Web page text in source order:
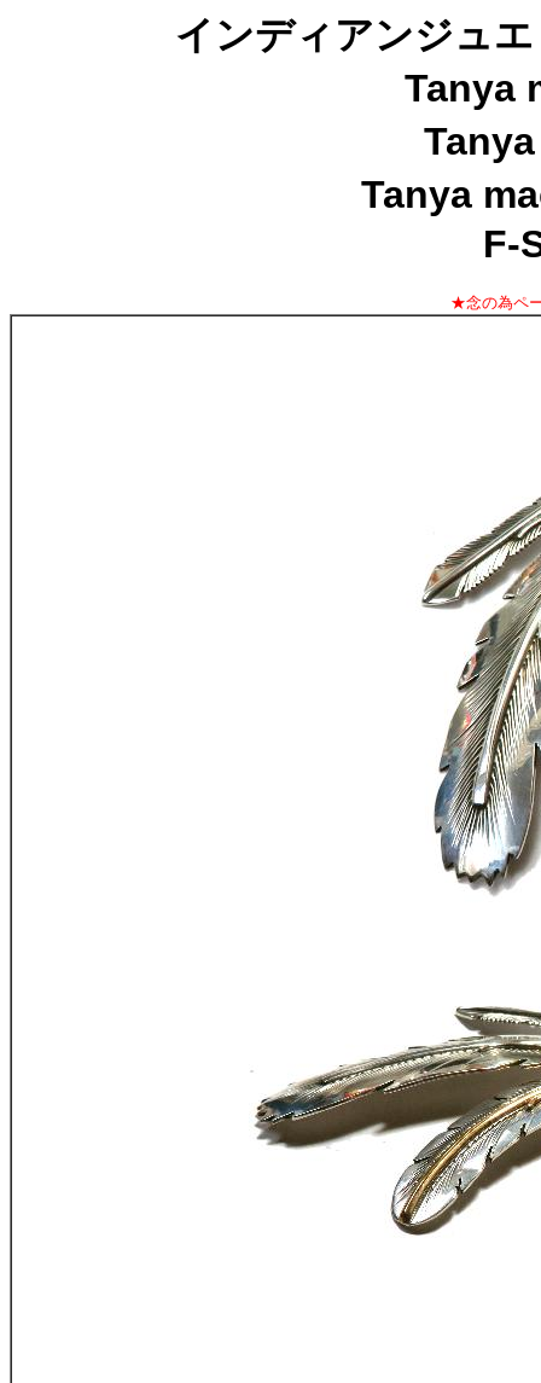
インディアンジュ
Tanya
Tanya
F-
★念の為ペ